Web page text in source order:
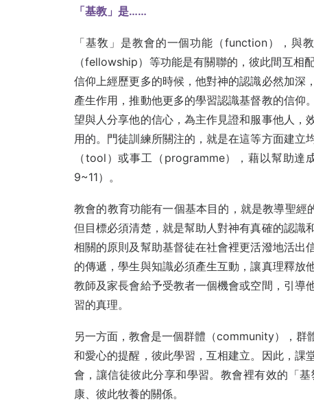
「基教」是……
「基敎」是教會的一個功能（function），與
（fellowship）等功能是有關聯的，彼此間互相
信仰上經歷更多的時候，他對神的認識必然加深
產生作用，推動他更多的學習認識基督教的信仰
望與人分享他的信心，為主作見證和服事他人，
用的。門徒訓練所關注的，就是在這等方面建立
（tool）或事工（programme），藉以幫助
9~11）。
教會的教育功能有一個基本目的，就是教導聖經
但目標必須清楚，就是幫助人對神有真確的認識
相關的原則及幫助基督徒在社會裡更活潑地活出
的傳遞，學生與知識必須產生互動，讓真理釋放
教師及家長會給予受教者一個機會或空間，引導
習的真理。
另一方面，教會是一個群體（community），群
和愛心的提醒，彼此學習，互相建立。因此，課
會，讓信徒彼此分享和學習。教會裡有效的「
康、彼此牧養的關係。